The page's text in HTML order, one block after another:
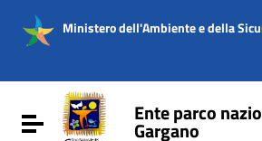
Vai al menu di navigazione
Vai al footer
Ministero dell'Ambiente e della
Attiva / disattiva la navigazione
Ente parco
Gargano